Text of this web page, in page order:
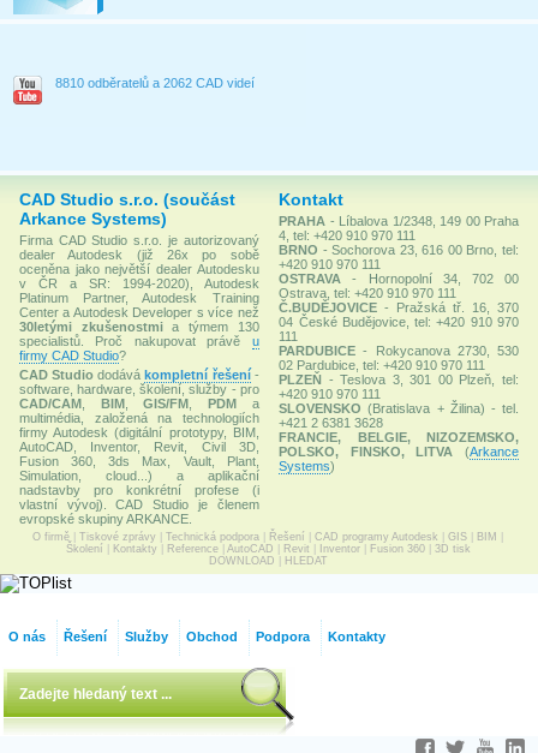
8810 odběratelů a 2062 CAD videí
CAD Studio s.r.o. (součást
Arkance Systems)
Firma CAD Studio s.r.o. je autorizovaný
dealer Autodesk (již 26x po sobě
oceněna jako největší dealer Autodesku
v ČR a SR: 1994-2020), Autodesk
Platinum Partner, Autodesk Training
Center a Autodesk Developer s více než
30letými zkušenostmia týmem 130
specialistů. Proč nakupovat právě u
firmy CAD Studio?
CAD Studio dodávákompletní řešení-
software, hardware, školení, služby - pro
CAD/CAM
BIM,GIS/FM ,PDM a
multimédia, založená na technologiích
firmy Autodesk (digitální prototypy, BIM,
AutoCAD, Inventor, Revit, Civil 3D,
Fusion 360, 3ds Max, Vault, Plant,
Simulation, cloud...) a aplikační
nadstavby pro konkrétní profese (i
vlastní vývoj). CAD Studio je členem
evropské skupiny ARKANCE.
Kontakt
PRAHA - Líbalova 1/2348, 149 00 Praha
4, tel: +420 910 970 111
BRNO - Sochorova 23, 616 00 Brno, tel:
+420 910 970 111
OSTRAVA
- Hornopolní 34, 702 00
Ostrava, tel: +420 910 970 111
Č.BUDĚJOVICE - Pražská tř. 16, 370
04 České Budějovice, tel: +420 910 970
111
PARDUBICE - Rokycanova 2730, 530
02 Pardubice, tel: +420 910 970 111
PLZEŇ - Teslova 3, 301 00 Plzeň, tel:
+420 910 970 111
SLOVENSKO (Bratislava + Žilina) - tel.
+421 2 6381 3628
FRANCIE, BELGIE, NIZOZEMSKO,
POLSKO, FINSKO, LITVA
(Arkance
Systems)
O firmě Tiskové zprávy Technická podpora Řešení CAD programy Autodesk GIS BIM
Školení
Kontakty Reference| AutoCAD Revit Inventor| Fusion 360| 3D tisk
DOWNLOAD
HLEDAT
O nás Řešení Služby Obchod Podpora Kontakty